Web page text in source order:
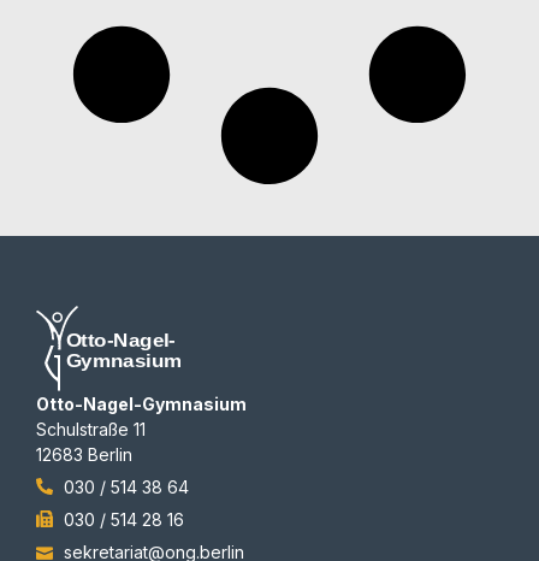
Otto-Nagel-Gymnasium
Schulstraße 11
12683 Berlin
030 / 514 38 64
030 / 514 28 16
sekretariat@ong.berlin